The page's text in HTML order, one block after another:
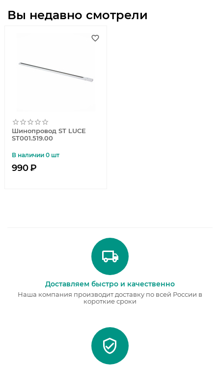
Вы недавно смотрели
Шинопровод ST LUCE
ST001.519.00
В наличии 0 шт
990₽
Доставляем быстро и качественно
Наша компания производит доставку по всей России в
короткие сроки